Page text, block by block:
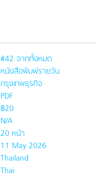
#42 จากทั้งหมด
หนังสือพิมพ์รายวัน
กรุงเทพธุรกิจ
PDF
฿20
N/A
20 หน้า
11 May 2026
Thailand
Thai